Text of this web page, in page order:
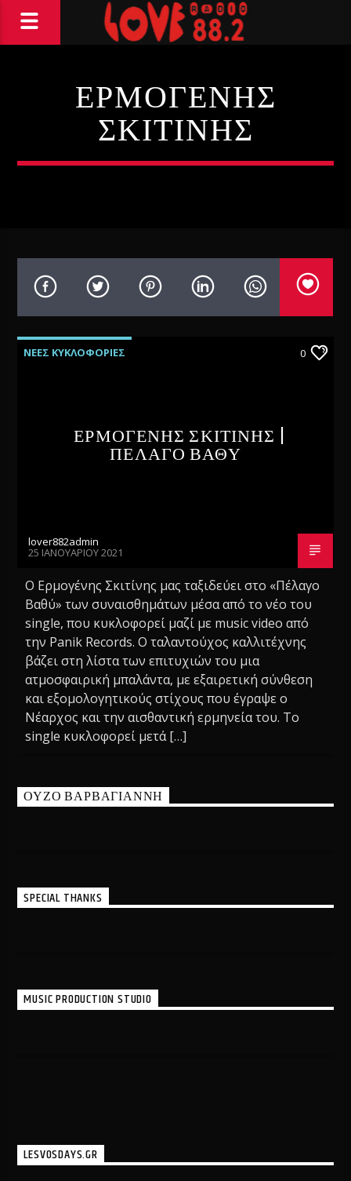
ΕΡΜΟΓΕΝΗΣ
ΣΚΙΤΙΝΗΣ
ΝΕΕΣ ΚΥΚΛΟΦΟΡΙΕΣ 0
ΕΡΜΟΓΕΝΗΣ ΣΚΙΤΙΝΗΣ |
ΠΕΛΑΓΟ ΒΑΘΥ
lover882admin
25 ΙΑΝΟΥΑΡΊΟΥ 2021
Ο Ερμογένης Σκιτίνης μας ταξιδεύει στο «Πέλαγο
Βαθύ» των συναισθημάτων μέσα από το νέο του
single, που κυκλοφορεί μαζί με music video από
την Panik Records. Ο ταλαντούχος καλλιτέχνης
βάζει στη λίστα των επιτυχιών του μια
ατμοσφαιρική μπαλάντα, με εξαιρετική σύνθεση
και εξομολογητικούς στίχους που έγραψε ο
Νέαρχος και την αισθαντική ερμηνεία του. Το
single κυκλοφορεί μετά […]
ΟΥΖΟ ΒΑΡΒΑΓΙΑΝΝΗ
SPECIAL THANKS
MUSIC PRODUCTION STUDIO
LESVOSDAYS.GR